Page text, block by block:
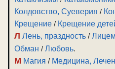
Колдовство, Суеверия /
Крещение / Крещение
Л Лень, праздность /
Обман /Любовь.
М Магия / Медицина,